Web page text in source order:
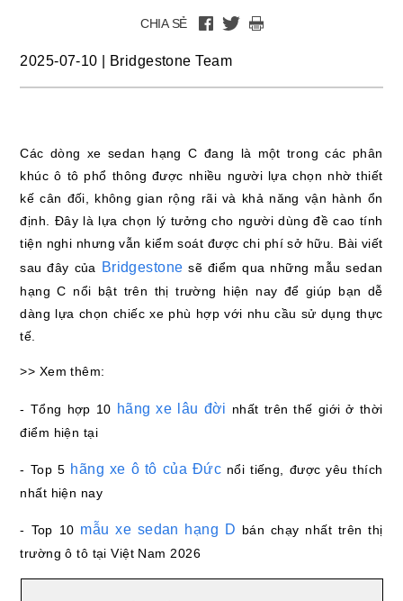
CHIA SẺ
2025-07-10 Bridgestone Team
Các dòng xe sedan hạng C đang là một trong các phân
khúc ô tô phổ thông được nhiều người lựa chọn nhờ thiết
kế cân đối, không gian rộng rãi và khả năng vận hành ổn
định. Đây là lựa chọn lý tưởng cho người dùng đề cao tính
tiện nghi nhưng vẫn kiểm soát được chi phí sở hữu. Bài viết
sau đây của
Bridgestone sẽ điểm qua những mẫu sedan
hạng C nổi bật trên thị trường hiện nay để giúp bạn dễ
dàng lựa chọn chiếc xe phù hợp với nhu cầu sử dụng thực
tế.
>> Xem thêm:
- Tổng hợp 10 hãng xe lâu đời nhất trên thế giới ở thời
điểm hiện tại
- Top 5 hãng xe ô tô của Đức nổi tiếng, được yêu thích
nhất hiện nay
- Top 10 mẫu xe sedan hạng D bán chạy nhất trên thị
trường ô tô tại Việt Nam 2026